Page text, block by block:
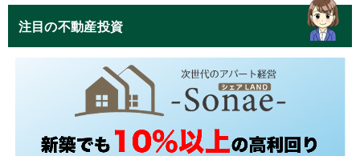
注目の不動産投資